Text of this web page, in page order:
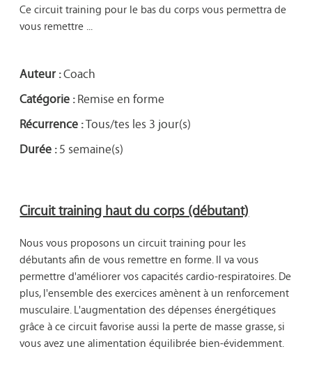
Ce circuit training pour le bas du corps vous permettra de
vous remettre ...
Auteur :Coach
Catégorie :Remise en forme
Récurrence :Tous/tes les 3 jour(s)
Durée :5 semaine(s)
Circuit training haut du corps (débutant)
Nous vous proposons un circuit training pour les
débutants afin de vous remettre en forme. Il va vous
permettre d'améliorer vos capacités cardio-respiratoires. De
plus, l'ensemble des exercices amènent à un renforcement
musculaire. L'augmentation des dépenses énergétiques
grâce à ce circuit favorise aussi la perte de masse grasse, si
vous avez une alimentation équilibrée bien-évidemment.